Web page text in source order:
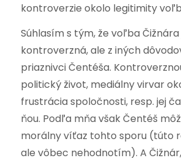
kontroverzie okolo legitimity
Súhlasím s tým, že voľba Čižnára
kontroverzná, ale z iných
priaznivci Čentéša.
politický život, mediálny virvar
frustrácia spoločnosti, resp. jej
ňou. Podľa mňa však Čentéš
morálny víťaz tohto sporu (túto
ale vôbec nehodnotím). A